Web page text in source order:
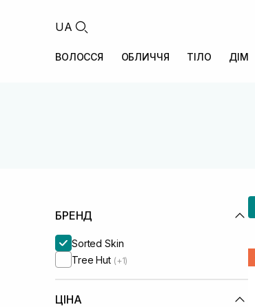
UA
ВОЛОССЯ ОБЛИЧЧЯ ТІЛО ДІМ
БРЕНД
Sorted Skin
Tree Hut (+1)
ЦІНА